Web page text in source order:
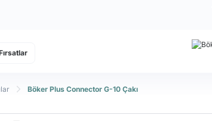
Böker Plus Connector G-10 Çakı